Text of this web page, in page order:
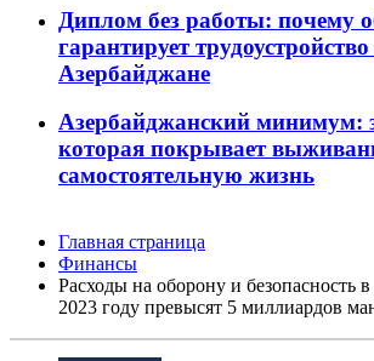
Диплом без работы: почему
гарантирует
Азербайджане
Азербайджанский минимум:
которая покрывает
самостоятельную жизнь
Главная страница
Финансы
Расходы на оборону и безопасность
2023 году превысят 5 миллиардов